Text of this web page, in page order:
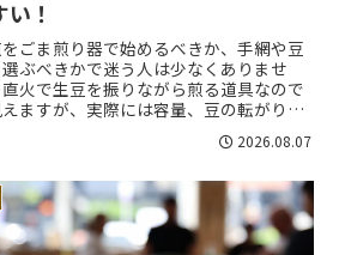
！
ごま煎り器で始めるべきか、手網や豆
ぶべきかで迷う人は少なくありませ
火で生豆を振りながら煎る道具なので
ますが、実際には容量、豆の転がり
2026.08.07